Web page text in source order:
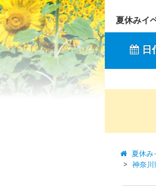
夏休みイ
日
夏休み
神奈川